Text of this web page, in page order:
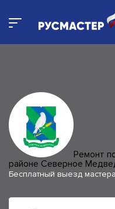
Ремонт
районе Северное
Бесплатный выезд